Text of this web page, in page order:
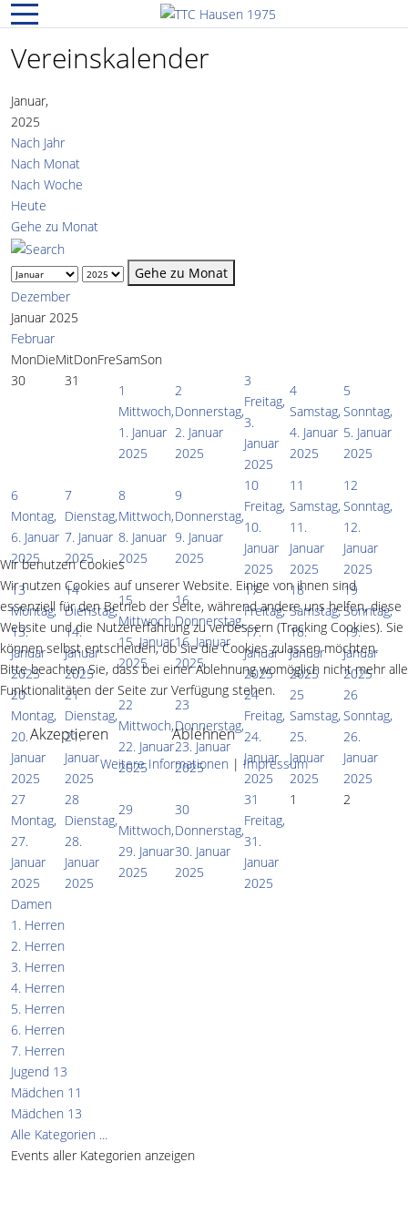
Mobile Menu Toggle
Vereinskalender
Januar,
2025
Nach Jahr
Nach Monat
Nach Woche
Heute
Gehe zu Monat
Gehe zu Monat
Dezember
Januar 2025
Februar
MonDieMitDonFreSamSon
30
31
1
Mittwoch,
1. Januar
2025
2
Donnerstag,
2. Januar
2025
3
Freitag,
3.
Januar
2025
4
Samstag,
4. Januar
2025
5
Sonntag,
5. Januar
2025
6
Montag,
6. Januar
2025
7
Dienstag,
7. Januar
2025
8
Mittwoch,
8. Januar
2025
9
Donnerstag,
9. Januar
2025
10
Freitag,
10.
Januar
2025
11
Samstag,
11.
Januar
2025
12
Sonntag,
12.
Januar
2025
13
Montag,
13.
Januar
2025
14
Dienstag,
14.
Januar
2025
15
Mittwoch,
15. Januar
2025
16
Donnerstag,
16. Januar
2025
17
Freitag,
17.
Januar
2025
18
Samstag,
18.
Januar
2025
19
Sonntag,
19.
Januar
2025
20
Montag,
20.
Januar
2025
21
Dienstag,
21.
Januar
2025
22
Mittwoch,
22. Januar
2025
23
Donnerstag,
23. Januar
2025
24
Freitag,
24.
Januar
2025
25
Samstag,
25.
Januar
2025
26
Sonntag,
26.
Januar
2025
27
Montag,
27.
Januar
2025
28
Dienstag,
28.
Januar
2025
29
Mittwoch,
29. Januar
2025
30
Donnerstag,
30. Januar
2025
31
Freitag,
31.
Januar
2025
1 2
Damen
1. Herren
2. Herren
3. Herren
4. Herren
5. Herren
6. Herren
7. Herren
Jugend 13
Mädchen 11
Mädchen 13
Alle Kategorien ...
Events aller Kategorien anzeigen
Wir benutzen Cookies
Wir nutzen Cookies auf unserer Website. Einige von ihnen sind
essenziell für den Betrieb der Seite, während andere uns helfen, diese
Website und die Nutzererfahrung zu verbessern (Tracking Cookies). Sie
können selbst entscheiden, ob Sie die Cookies zulassen möchten.
Bitte beachten Sie, dass bei einer Ablehnung womöglich nicht mehr alle
Funktionalitäten der Seite zur Verfügung stehen.
Akzeptieren Ablehnen
Weitere Informationen |Impressum